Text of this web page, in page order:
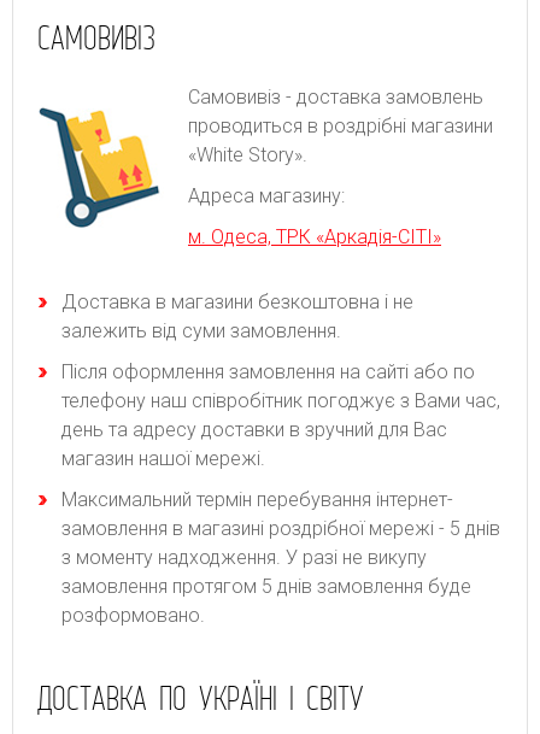
САМОВИВІЗ
Самовивіз - доставка замовлень
проводиться в роздрібні магазини
«White Story».
Адреса магазину:
м. Одеса, ТРК «Аркадія-СІТІ»
Доставка в магазини безкоштовна і не
залежить від суми замовлення.
Після оформлення замовлення на сайті або по
телефону наш співробітник погоджує з Вами час,
день та адресу доставки в зручний для Вас
магазин нашої мережі.
Максимальний термін перебування інтернет-
замовлення в магазині роздрібної мережі - 5 днів
з моменту надходження. У разі не викупу
замовлення протягом 5 днів замовлення буде
розформовано.
ДОСТАВКА ПО УКРАЇНІ І СВІТУ